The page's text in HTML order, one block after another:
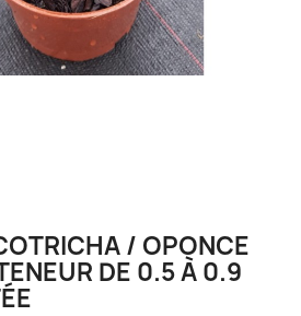
/ OPONCE
DE 0.5 À 0.9